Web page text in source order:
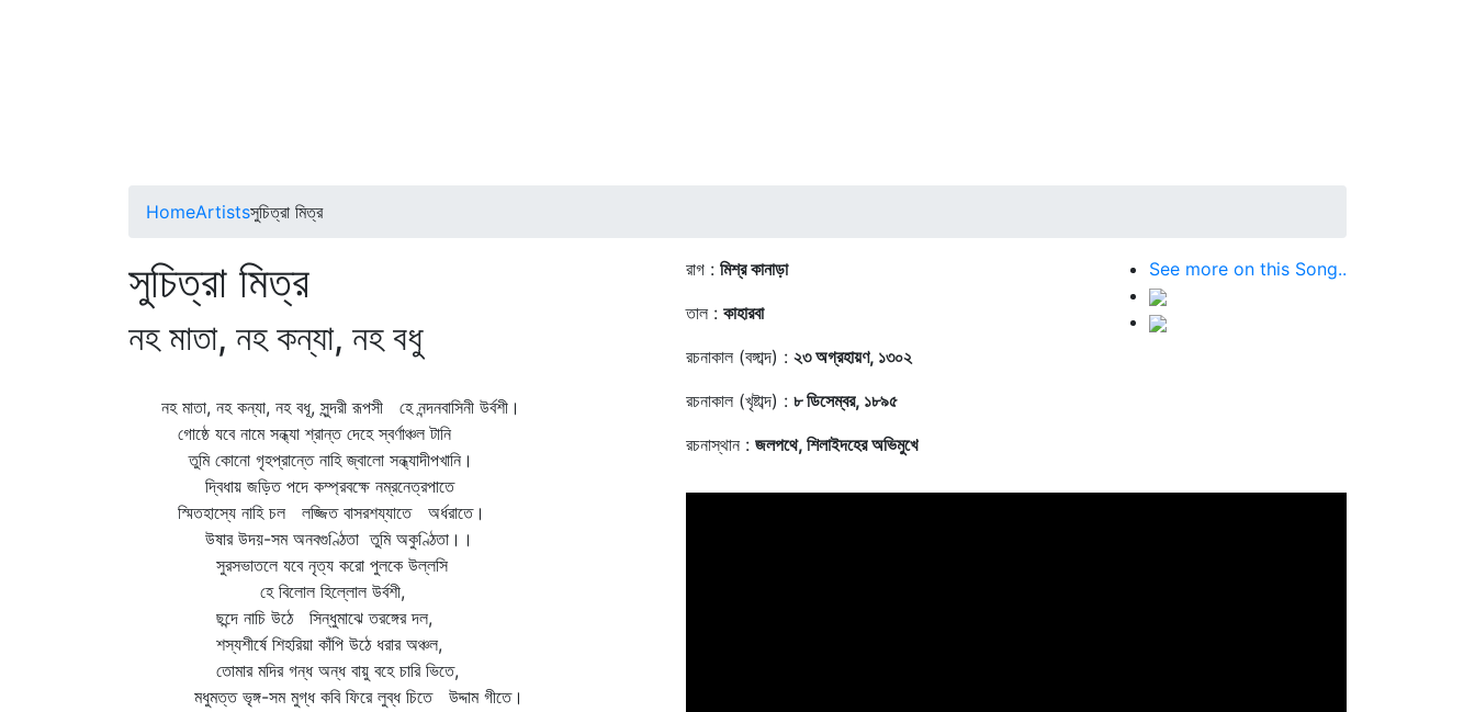
HomeArtistsসুচিত্রা মিত্র
সুচিত্রা মিত্র
নহ মাতা, নহ কন্যা, নহ বধু
নহ মাতা, নহ কন্যা, নহ বধূ, সুন্দরী রূপসী হে নন্দনবাসিনী উর্বশী।
গোষ্ঠে যবে নামে সন্ধ্যা শ্রান্ত দেহে স্বর্ণাঞ্চল টানি
তুমি কোনো গৃহপ্রান্তে নাহি জ্বালো সন্ধ্যাদীপখানি।
দ্বিধায় জড়িত পদে কম্প্রবক্ষে নম্রনেত্রপাতে
স্মিতহাস্যে নাহি চল লজ্জিত বাসরশয্যাতে অর্ধরাতে।
উষার উদয়-সম অনবগুণ্ঠিতা তুমি অকুণ্ঠিতা।।
সুরসভাতলে যবে নৃত্য করো পুলকে উল্লসি
হে বিলোল হিল্লোল উর্বশী,
ছন্দে নাচি উঠে সিন্ধুমাঝে তরঙ্গের দল,
শস্যশীর্ষে শিহরিয়া কাঁপি উঠে ধরার অঞ্চল,
তোমার মদির গন্ধ অন্ধ বায়ু বহে চারি ভিতে,
মধুমত্ত ভৃঙ্গ-সম মুগ্ধ কবি ফিরে লুব্ধ চিতে উদ্দাম গীতে।
রাগ : মিশ্র কানাড়া
তাল : কাহারবা
রচনাকাল (বঙ্গাব্দ) : ২৩ অগ্রহায়ণ, ১৩০২
রচনাকাল (খৃষ্টাব্দ) : ৮ ডিসেম্বর, ১৮৯৫
রচনাস্থান : জলপথে, শিলাইদহের অভিমুখে
See more on this Song..